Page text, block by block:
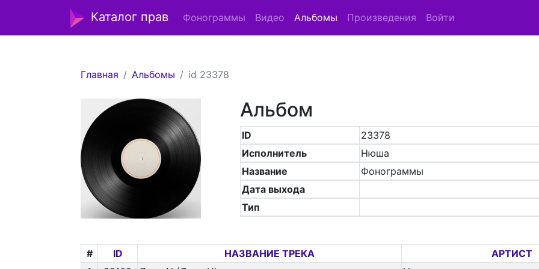
Каталог прав Фонограммы Видео Альбомы Произведения Войти
Главная Альбомы id 23378
Альбом
ID
23378
Исполнитель
Нюша
Название
Фонограммы
Дата выхода
Тип
# ID НАЗВАНИЕ ТРЕКА
АРТИСТ